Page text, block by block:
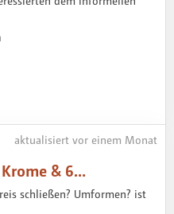
aktualisiert vor einem Monat
& 6…
schließen? Umformen? ist